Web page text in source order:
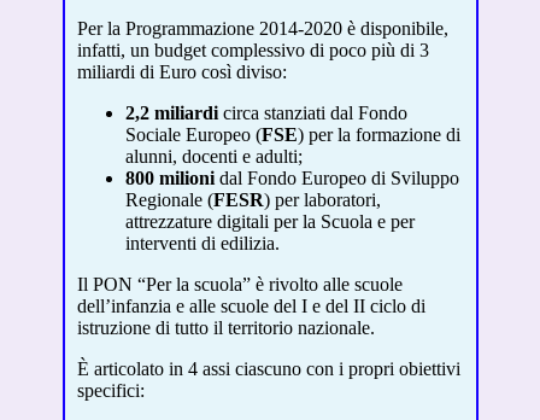
Per la Programmazione 2014-2020 è disponibile,
infatti, un budget complessivo di poco più di 3
miliardi di Euro così diviso:
2,2 miliardi circa stanziati dal Fondo
Sociale Europeo (FSE) per la formazione di
alunni, docenti e adulti;
800 milioni dal Fondo Europeo di Sviluppo
Regionale (FESR) per laboratori,
attrezzature digitali per la Scuola e per
interventi di edilizia.
Il PON “Per la scuola” è rivolto alle scuole
dell’infanzia e alle scuole del I e del II ciclo di
istruzione di tutto il territorio nazionale.
È articolato in 4 assi ciascuno con i propri obiettivi
specifici: